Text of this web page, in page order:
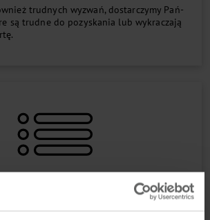
trud­ny­ch wy­zwań, dostar­czymy Pań­
są trud­ne do pozy­skania lub wy­kra­cza­ją
OFER­TY